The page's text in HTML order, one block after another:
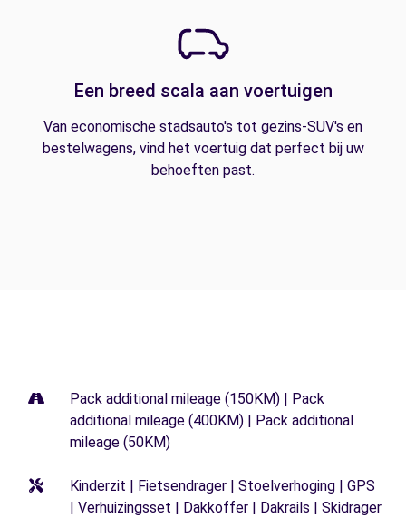
Een breed scala aan voertuigen
Van economische stadsauto's tot gezins-SUV's en
bestelwagens, vind het voertuig dat perfect bij uw
behoeften past.
Pack additional mileage (150KM) | Pack
additional mileage (400KM) | Pack additional
mileage (50KM)
Kinderzit | Fietsendrager | Stoelverhoging | GPS
| Verhuizingsset | Dakkoffer | Dakrails | Skidrager